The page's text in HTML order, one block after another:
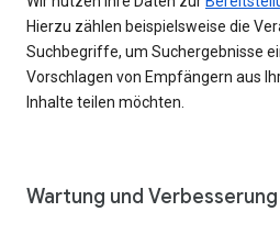
Hierzu zählen beispielsweise die
Suchbegriffe, um Suchergebnisse
Vorschlagen von Empfängern aus
Inhalte teilen möchten.
Wartung und